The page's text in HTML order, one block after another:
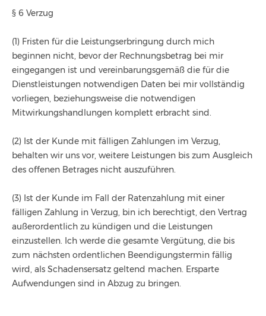
§ 6 Verzug
(1) Fristen für die Leistungserbringung durch mich
beginnen nicht, bevor der Rechnungsbetrag bei mir
eingegangen ist und vereinbarungsgemäß die für die
Dienstleistungen notwendigen Daten bei mir vollständig
vorliegen, beziehungsweise die notwendigen
Mitwirkungshandlungen komplett erbracht sind.
(2) Ist der Kunde mit fälligen Zahlungen im Verzug,
behalten wir uns vor, weitere Leistungen bis zum Ausgleich
des offenen Betrages nicht auszuführen.
(3) Ist der Kunde im Fall der Ratenzahlung mit einer
fälligen Zahlung in Verzug, bin ich berechtigt, den Vertrag
außerordentlich zu kündigen und die Leistungen
einzustellen. Ich werde die gesamte Vergütung, die bis
zum nächsten ordentlichen Beendigungstermin fällig
wird, als Schadensersatz geltend machen. Ersparte
Aufwendungen sind in Abzug zu bringen.